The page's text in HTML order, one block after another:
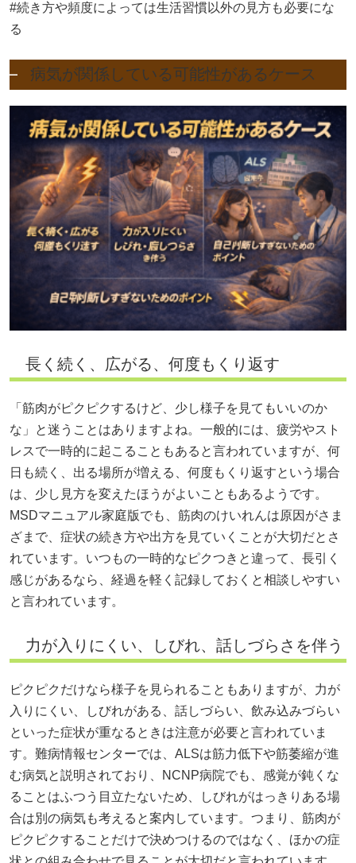
#続き方や頻度によっては生活習慣以外の見方も必要にな
る
病気が関係している可能性があるケース
長く続く、広がる、何度もくり返す
「筋肉がピクピクするけど、少し様子を見てもいいのか
な」と迷うことはありますよね。一般的には、疲労やスト
レスで一時的に起こることもあると言われていますが、何
日も続く、出る場所が増える、何度もくり返すという場合
は、少し見方を変えたほうがよいこともあるようです。
MSDマニュアル家庭版でも、筋肉のけいれんは原因がさま
ざまで、症状の続き方や出方を見ていくことが大切だとさ
れています。いつもの一時的なピクつきと違って、長引く
感じがあるなら、経過を軽く記録しておくと相談しやすい
と言われています。
力が入りにくい、しびれ、話しづらさを伴う
ピクピクだけなら様子を見られることもありますが、力が
入りにくい、しびれがある、話しづらい、飲み込みづらい
といった症状が重なるときは注意が必要と言われていま
す。難病情報センターでは、ALSは筋力低下や筋萎縮が進
む病気と説明されており、NCNP病院でも、感覚が鈍くな
ることはふつう目立たないため、しびれがはっきりある場
合は別の病気も考えると案内しています。つまり、筋肉が
ピクピクすることだけで決めつけるのではなく、ほかの症